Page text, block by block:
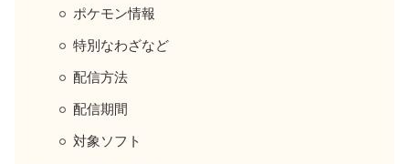
ポケモン情報
特別なわざなど
配信方法
配信期間
対象ソフト